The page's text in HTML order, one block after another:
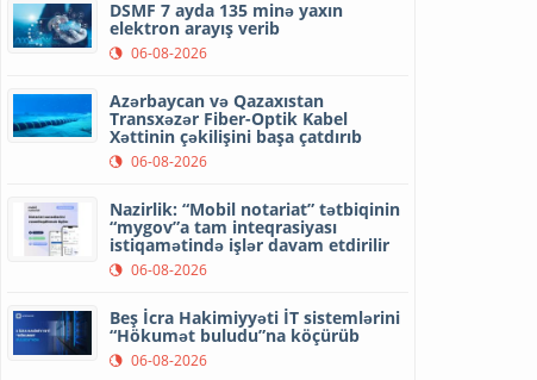
DSMF 7 ayda 135 minə yaxın
elektron arayış verib
06-08-2026
Azərbaycan və Qazaxıstan
Transxəzər Fiber-Optik Kabel
Xəttinin çəkilişini başa çatdırıb
06-08-2026
Nazirlik: “Mobil notariat” tətbiqinin
“mygov”a tam inteqrasiyası
istiqamətində işlər davam etdirilir
06-08-2026
Beş İcra Hakimiyyəti İT sistemlərini
“Hökumət buludu”na köçürüb
06-08-2026